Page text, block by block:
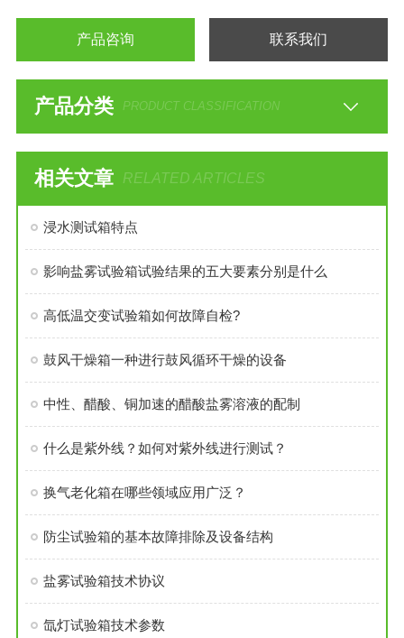
产品咨询 联系我们
产品分类 PRODUCT CLASSIFICATION
相关文章 RELATED ARTICLES
浸水测试箱特点
影响盐雾试验箱试验结果的五大要素分别是什么
高低温交变试验箱如何故障自检?
鼓风干燥箱一种进行鼓风循环干燥的设备
中性、醋酸、铜加速的醋酸盐雾溶液的配制
什么是紫外线？如何对紫外线进行测试？
换气老化箱在哪些领域应用广泛？
防尘试验箱的基本故障排除及设备结构
盐雾试验箱技术协议
氙灯试验箱技术参数